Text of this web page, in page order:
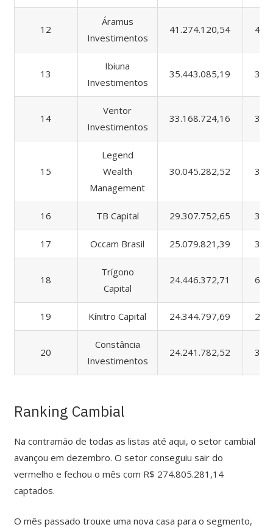
12
Áramus
Investimentos
41.274.120,54
13
Ibiuna
Investimentos
35.443.085,19
14
Ventor
Investimentos
33.168.724,16
15
Legend
Wealth
Management
30.045.282,52
16 TB Capital 29.307.752,65
17 Occam Brasil 25.079.821,39
18
Trígono
Capital
24.446.372,71
19 Kínitro Capital 24.344.797,69
20
Constância
Investimentos
24.241.782,52
Ranking Cambial
Na contramão de todas as listas até aqui, o setor cambial
avançou em dezembro. O setor conseguiu sair do
vermelho e fechou o mês com R$ 274.805.281,14
captados.
O mês passado trouxe uma nova casa para o segmento,